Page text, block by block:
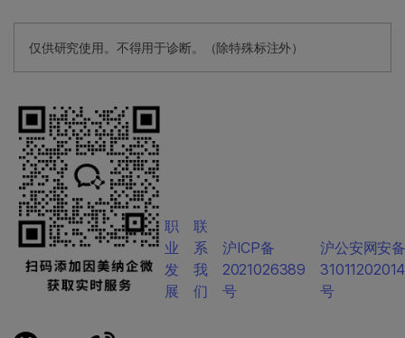
仅供研究使用。不得用于诊断。（除特殊标注外）
职
业
发
展
联
系
我
们
沪ICP备
2021026389
号
沪公安网安
号